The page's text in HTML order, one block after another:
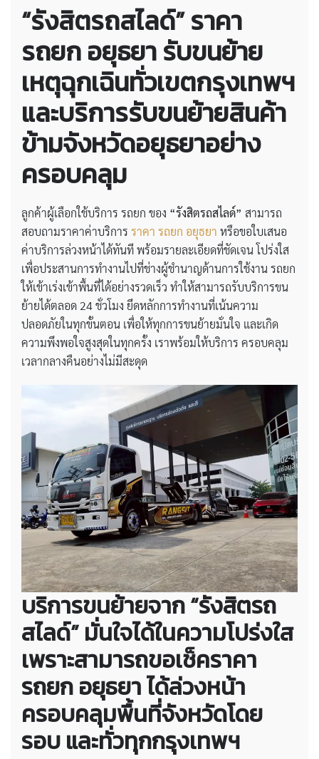
“รังสิตรถสไลด์” ราคา
รถยก อยุธยา รับขนย้าย
เหตุฉุกเฉินทั่วเขตกรุงเทพฯ
และบริการรับขนย้ายสินค้า
ข้ามจังหวัดอยุธยาอย่าง
ครอบคลุม
ลูกค้าผู้เลือกใช้บริการ รถยก ของ “รังสิตรถสไลด์” สามารถ
สอบถามราคาค่าบริการ ราคา รถยก อยุธยา หรือขอใบเสนอ
ค่าบริการล่วงหน้าได้ทันที พร้อมรายละเอียดที่ชัดเจน โปร่งใส
เพื่อประสานการทำงานไปที่ช่างผู้ชำนาญด้านการใช้งาน รถยก
ให้เข้าเร่งเข้าพื้นที่ได้อย่างรวดเร็ว ทำให้สามารถรับบริการขน
ย้ายได้ตลอด 24 ชั่วโมง ยึดหลักการทำงานที่เน้นความ
ปลอดภัยในทุกขั้นตอน เพื่อให้ทุกการขนย้ายมั่นใจ และเกิด
ความพึงพอใจสูงสุดในทุกครั้ง เราพร้อมให้บริการ ครอบคลุม
เวลากลางคืนอย่างไม่มีสะดุด
บริการขนย้ายจาก “รังสิตรถ
สไลด์” มั่นใจได้ในความโปร่งใส
เพราะสามารถขอเช็คราคา
รถยก อยุธยาได้ล่วงหน้า
ครอบคลุมพื้นที่จังหวัดโดย
รอบ และทั่วทุกกรุงเทพฯ